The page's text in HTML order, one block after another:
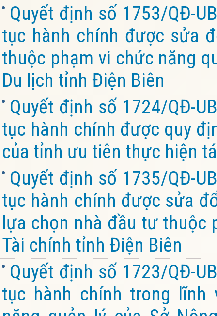
Quyết định số 1753/QĐ-
tục hành chính được sửa
thuộc phạm vi chức năng
Du lịch tỉnh Điện Biên
Quyết định số 1724/QĐ-
tục hành chính được quy
của tỉnh ưu tiên thực hiện
Quyết định số 1735/QĐ-
tục hành chính được sửa
lựa chọn nhà đầu tư thuộc
Tài chính tỉnh Điện Biên
Quyết định số 1723/QĐ-
tục hành chính trong